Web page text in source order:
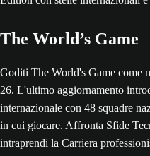
The World’s Game
Goditi The World's Game
26. L'ultimo aggiornamento
internazionale con 48 squadre
in cui giocare. Affronta Sfide
intraprendi la Carriera